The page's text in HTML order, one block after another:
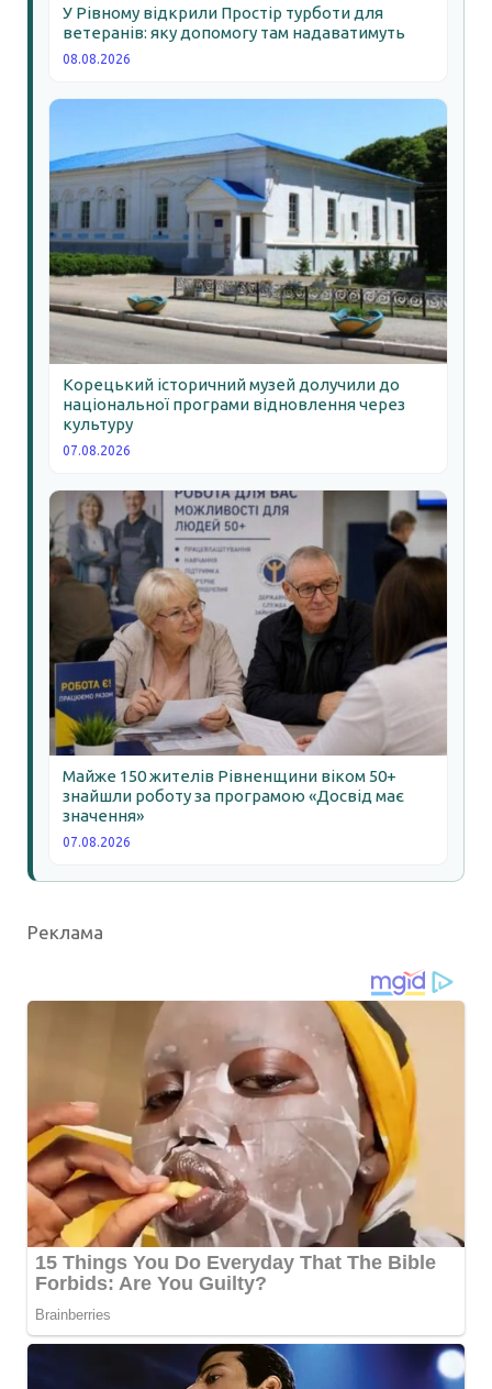
У Рівному відкрили Простір турботи для
ветеранів: яку допомогу там надаватимуть
08.08.2026
Корецький історичний музей долучили до
національної програми відновлення через
культуру
07.08.2026
Майже 150 жителів Рівненщини віком 50+
знайшли роботу за програмою «Досвід має
значення»
07.08.2026
Реклама